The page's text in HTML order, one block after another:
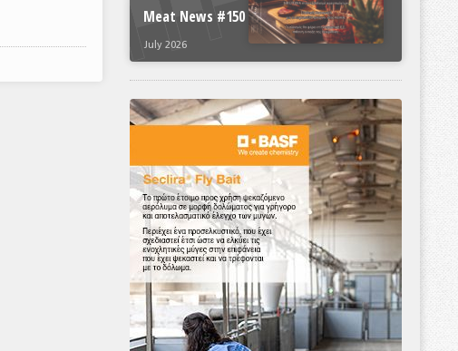
Meat News #150
July 2026